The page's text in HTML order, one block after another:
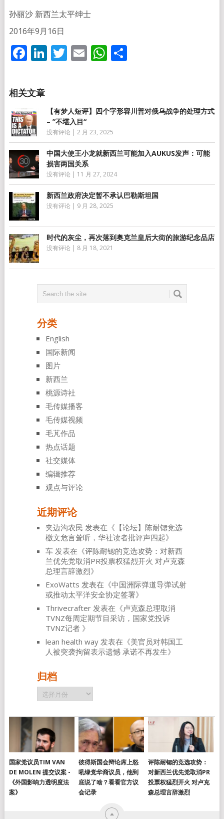
孙丽沙 新西兰太平绅士
2016年9月16日
Facebook
LinkedIn
Twitter
EmailWhatsApp
分
【有梦人短评】四个字形容川普对俄乌战争的处理方式
– ”不堪入目“
没有评论 | 2 月 23, 2025
中国大使王小龙就新西兰可能加入AUKUS发声：可能
损害两国关系
没有评论 | 11 月 27, 2024
新西兰政府决定暂不承认巴勒斯坦国
没有评论 | 9 月 28, 2025
时代的灰尘，再次落到奥克兰皇后大街的旅游纪念品店
没有评论 | 8 月 18, 2021
分类
English
国际新闻
图片
新西兰
桃源诗社
毛传媒播客
毛传媒视频
毛芃作品
热点话题
社交媒体
编辑推荐
观点与评论
近期评论
夹边沟农民 发表在《 【论坛】陈耐锶竞选
檄文危言耸听，华社读者批评声四起》
车发表在《评陈耐锶的竞选攻势：对新西
兰优先党取消PR投票权猛烈开火 对卢克森
总理言辞激烈》
ExoWatts 发表在《中国洲际弹道导弹试射
或推动太平洋安全协定签署》
Thrivecrafter发表在《卢克森总理取消
TVNZ每周定期节目采访，国家党投诉
TVNZ记者 》
lean health way发表在《美官员对韩国工
人被突袭拘留表示遗憾 承诺不再发生》
归档
归
档
国家党议员TIM VAN
DE MOLEN 提交议案 -
《外国影响力透明度法
案》
彼得斯国会辩论席上怒
吼绿党华裔议员，他到
底说了啥？看看官方议
会记录
评陈耐锶的竞选攻势：
对新西兰优先党取消PR
投票权猛烈开火 对卢克
森总理言辞激烈